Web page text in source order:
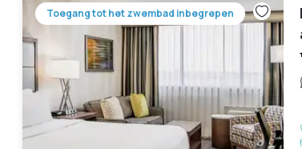
Toegang tot het zwembad inbegrepen